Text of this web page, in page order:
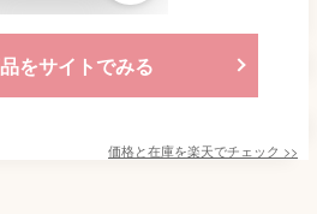
をサイトでみる
価格と在庫を楽天でチェック >>